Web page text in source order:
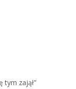
tym zajął”